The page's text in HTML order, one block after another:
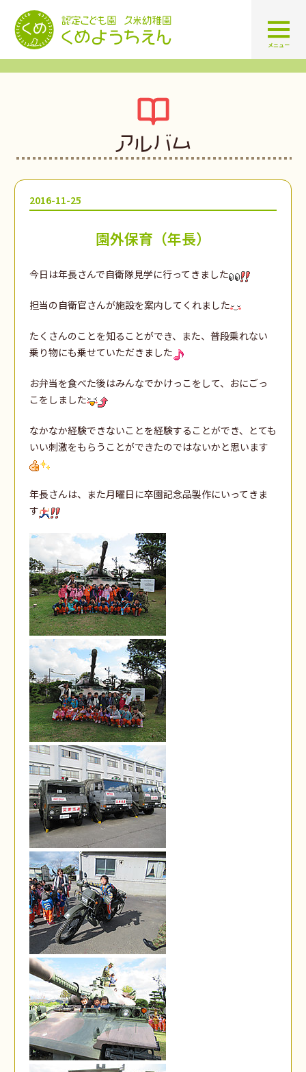
認定こども園 学校法人久米幼
メニュー
アルバム
2016-11-25
園外保育（年長）
今日は年長さんで自衛隊見学に行ってきました
担当の自衛官さんが施設を案内してくれました
たくさんのことを知ることができ、また、普段乗れない
乗り物にも乗せていただきました
お弁当を食べた後はみんなでかけっこをして、おにごっ
こをしました
なかなか経験できないことを経験することができ、とても
いい刺激をもらうことができたのではないかと思います
年長さんは、また月曜日に卒園記念品製作にいってきま
す